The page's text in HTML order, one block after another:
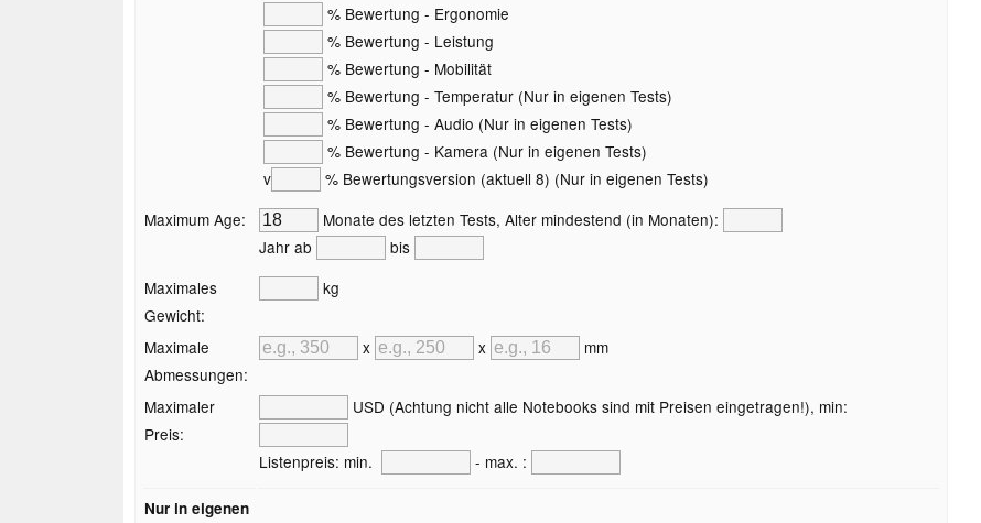
% Bewertung - Ergonomie
% Bewertung - Leistung
% Bewertung - Mobilität
% Bewertung - Temperatur (Nur in eigenen Tests)
% Bewertung - Audio (Nur in eigenen Tests)
% Bewertung - Kamera (Nur in eigenen Tests)
v
% Bewertungsversion (aktuell 8) (Nur in eigenen Tests)
Maximum Age:
Monate des letzten Tests, Alter mindestend (in Monaten):
Jahr ab
bis
Maximales
Gewicht:
kg
Maximale
Abmessungen:
x x mm
Maximaler
Preis:
USD (Achtung nicht alle Notebooks sind mit Preisen eingetragen!), min:
Listenpreis: min. - max. :
Nur in eigenen